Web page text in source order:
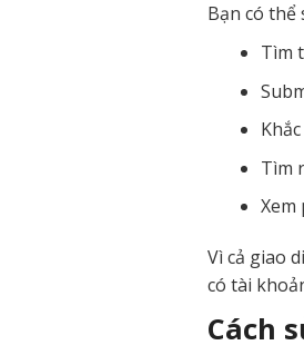
Bạn có thể
Tìm
Tìm
Vì cả giao
có tài
Cách